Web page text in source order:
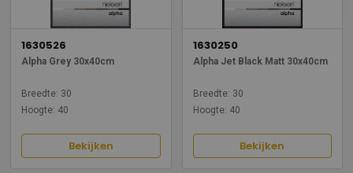
1630526
Alpha Grey 30x40cm
Breedte: 30
Hoogte: 40
Bekijken
1630250
Alpha Jet Black Matt 30x40cm
Breedte: 30
Hoogte: 40
Bekijken